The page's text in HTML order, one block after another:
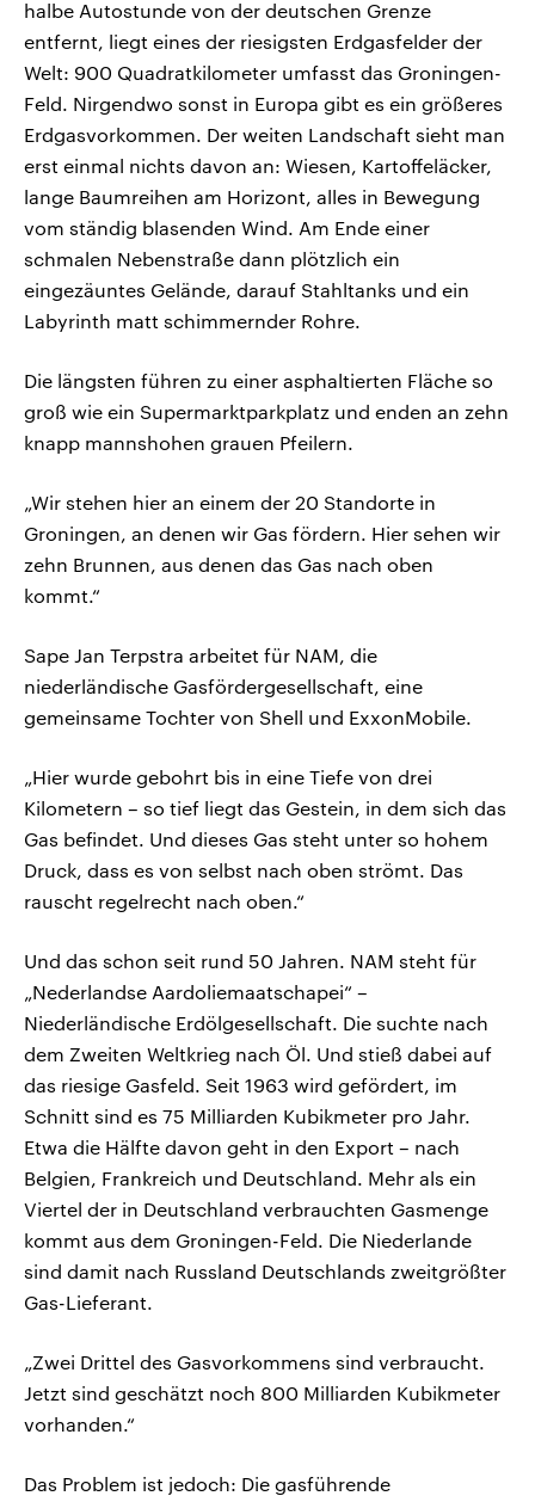
halbe Autostunde von der deutschen Grenze
entfernt, liegt eines der riesigsten Erdgasfelder der
Welt: 900 Quadratkilometer umfasst das Groningen-
Feld. Nirgendwo sonst in Europa gibt es ein größeres
Erdgasvorkommen. Der weiten Landschaft sieht man
erst einmal nichts davon an: Wiesen, Kartoffeläcker,
lange Baumreihen am Horizont, alles in Bewegung
vom ständig blasenden Wind. Am Ende einer
schmalen Nebenstraße dann plötzlich ein
eingezäuntes Gelände, darauf Stahltanks und ein
Labyrinth matt schimmernder Rohre.
Die längsten führen zu einer asphaltierten Fläche so
groß wie ein Supermarktparkplatz und enden an zehn
knapp mannshohen grauen Pfeilern.
„Wir stehen hier an einem der 20 Standorte in
Groningen, an denen wir Gas fördern. Hier sehen wir
zehn Brunnen, aus denen das Gas nach oben
kommt.“
Sape Jan Terpstra arbeitet für NAM, die
niederländische Gasfördergesellschaft, eine
gemeinsame Tochter von Shell und ExxonMobile.
„Hier wurde gebohrt bis in eine Tiefe von drei
Kilometern – so tief liegt das Gestein, in dem sich das
Gas befindet. Und dieses Gas steht unter so hohem
Druck, dass es von selbst nach oben strömt. Das
rauscht regelrecht nach oben.“
Und das schon seit rund 50 Jahren. NAM steht für
„Nederlandse Aardoliemaatschapei“ –
Niederländische Erdölgesellschaft. Die suchte nach
dem Zweiten Weltkrieg nach Öl. Und stieß dabei auf
das riesige Gasfeld. Seit 1963 wird gefördert, im
Schnitt sind es 75 Milliarden Kubikmeter pro Jahr.
Etwa die Hälfte davon geht in den Export – nach
Belgien, Frankreich und Deutschland. Mehr als ein
Viertel der in Deutschland verbrauchten Gasmenge
kommt aus dem Groningen-Feld. Die Niederlande
sind damit nach Russland Deutschlands zweitgrößter
Gas-Lieferant.
„Zwei Drittel des Gasvorkommens sind verbraucht.
Jetzt sind geschätzt noch 800 Milliarden Kubikmeter
vorhanden.“
Das Problem ist jedoch: Die gasführende